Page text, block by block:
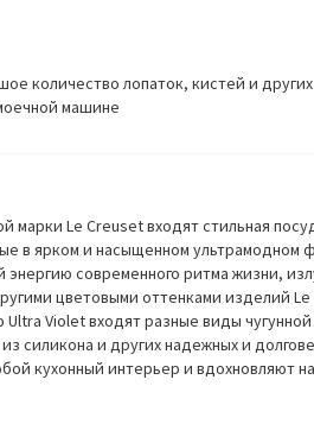
количество лопаток, кистей и
машине
марки Le Creuset входят стильная
в ярком и насыщенном ультрамодном
современного ритма жизни,
цветовыми оттенками изделий
Violet входят разные виды
силикона и других надежных и
кухонный интерьер и вдохновляют